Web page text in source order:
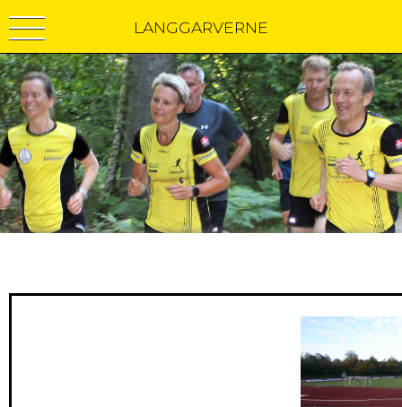
LANGGARVERNE